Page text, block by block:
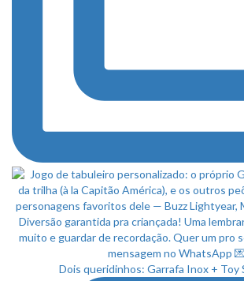
Dois queridinhos: Garrafa Inox + Toy